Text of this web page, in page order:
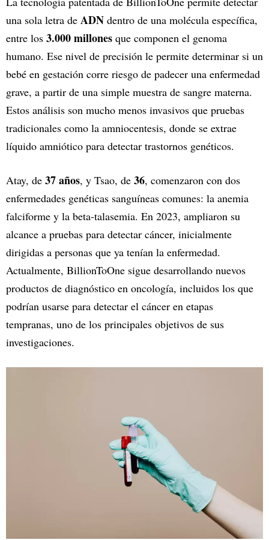
una sola letra de ADN dentro de una molécula específica,
entre los 3.000 millones que componen el genoma
humano. Ese nivel de precisión le permite determinar si un
bebé en gestación corre riesgo de padecer una enfermedad
grave, a partir de una simple muestra de sangre materna.
Estos análisis son mucho menos invasivos que pruebas
tradicionales como la amniocentesis, donde se extrae
líquido amniótico para detectar trastornos genéticos.
Atay, de 37 años, y Tsao, de 36, comenzaron con dos
enfermedades genéticas sanguíneas comunes: la anemia
falciforme y la beta-talasemia. En 2023, ampliaron su
alcance a pruebas para detectar cáncer, inicialmente
dirigidas a personas que ya tenían la enfermedad.
Actualmente, BillionToOne sigue desarrollando nuevos
productos de diagnóstico en oncología, incluidos los que
podrían usarse para detectar el cáncer en etapas
tempranas, uno de los principales objetivos de sus
investigaciones.